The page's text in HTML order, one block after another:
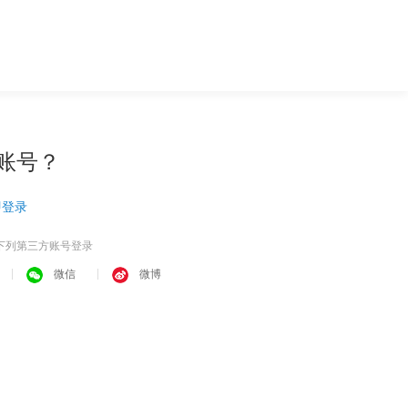
号？
录
列第三方账号登录
微信 微博